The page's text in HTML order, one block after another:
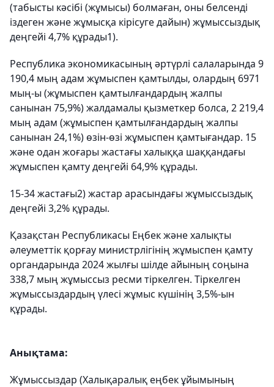
(табысты кәсібі (жұмысы) болмаған, оны белсенді
іздеген және жұмысқа кірісуге дайын) жұмыссыздық
деңгейі 4,7% құрады1).
Республика экономикасының әртүрлі салаларында 9
190,4 мың адам жұмыспен қамтылды, олардың 6971
мың-ы (жұмыспен қамтылғандардың жалпы
санынан 75,9%) жалдамалы қызметкер болса, 2 219,4
мың адам (жұмыспен қамтылғандардың жалпы
санынан 24,1%) өзін-өзі жұмыспен қамтығандар. 15
және одан жоғары жастағы халыққа шаққандағы
жұмыспен қамту деңгейі 64,9% құрады.
15-34 жастағы2) жастар арасындағы жұмыссыздық
деңгейі 3,2% құрады.
Қазақстан Республикасы Еңбек және халықты
әлеуметтік қорғау министрлігінің жұмыспен қамту
органдарында 2024 жылғы шілде айының соңына
338,7 мың жұмыссыз ресми тіркелген. Тіркелген
жұмыссыздардың үлесі жұмыс күшінің 3,5%-ын
құрады.
Анықтама:
Жұмыссыздар (Халықаралық еңбек ұйымының